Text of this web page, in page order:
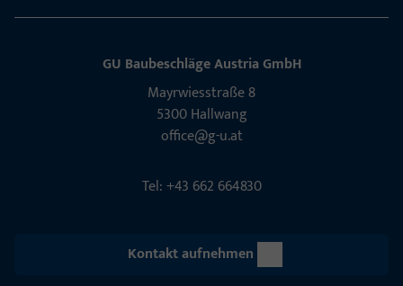
GU Baubeschläge Aus­tria GmbH
Mayrwies­straße 8
5300 Hall­wang
office@g-u.at
Tel: +43 662 664830
Kontakt aufnehmen